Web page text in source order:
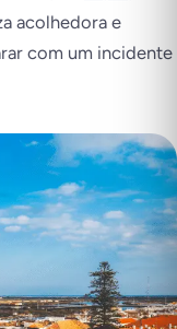
acolhedora e
com um incidente